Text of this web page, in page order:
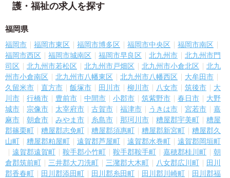
護・福祉の求人を探す
福岡県
福岡市 福岡市東区 福岡市博多区 福岡市中央区
福岡市南区
福岡市西区
福岡市城南区 福岡市早良区 北九州市
北九州市門
司区
北九州市若松区 北九州市戸畑区 北九州市小倉北区
北九
州市小倉南区
北九州市八幡東区 北九州市八幡西区
大牟田市
久留米市
直方市 飯塚市 田川市 柳川市 八女市 筑後市
大
川市
行橋市 豊前市 中間市 小郡市 筑紫野市 春日市
大野
城市
宗像市 太宰府市 古賀市 福津市 うきは市 宮若市
嘉
麻市
朝倉市 みやま市 糸島市 那珂川市 糟屋郡宇美町
糟屋
郡篠栗町
糟屋郡志免町 糟屋郡須惠町 糟屋郡新宮町
糟屋郡久
山町
糟屋郡粕屋町 遠賀郡芦屋町 遠賀郡水巻町
遠賀郡岡垣町
遠賀郡遠賀町
鞍手郡小竹町 鞍手郡鞍手町 嘉穂郡桂川町
朝
倉郡筑前町
三井郡大刀洗町 三潴郡大木町 八女郡広川町
田川
郡香春町
田川郡添田町 田川郡糸田町 田川郡川崎町
田川郡福